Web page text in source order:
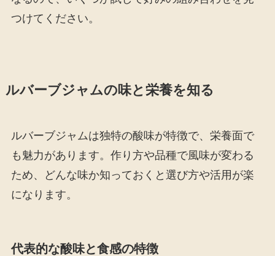
つけてください。
ルバーブジャムの味と栄養を知る
ルバーブジャムは独特の酸味が特徴で、栄養面で
も魅力があります。作り方や品種で風味が変わる
ため、どんな味か知っておくと選び方や活用が楽
になります。
代表的な酸味と食感の特徴